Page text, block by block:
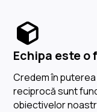
Echipa este o
Credem în
reciprocă sunt
obiectivelor